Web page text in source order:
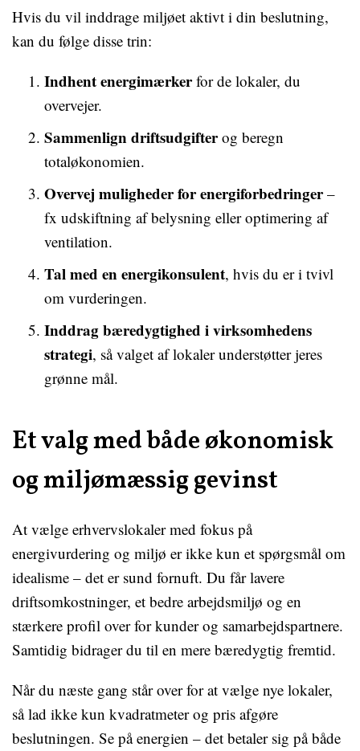
Hvis du vil inddrage miljøet aktivt i din beslutning,
kan du følge disse trin:
Indhent energimærkerfor de lokaler, du
overvejer.
Sammenlign driftsudgifterog beregn
totaløkonomien.
Overvej muligheder for energiforbedringer–
fx udskiftning af belysning eller optimering af
ventilation.
Tal med en energikonsulent, hvis du er i tvivl
om vurderingen.
Inddrag bæredygtighed i virksomhedens
strategi, så valget af lokaler understøtter jeres
grønne mål.
Et valg med både økonomisk
og miljømæssig gevinst
At vælge erhvervslokaler med fokus på
energivurdering og miljø er ikke kun et spørgsmål om
idealisme – det er sund fornuft. Du får lavere
driftsomkostninger, et bedre arbejdsmiljø og en
stærkere profil over for kunder og samarbejdspartnere.
Samtidig bidrager du til en mere bæredygtig fremtid.
Når du næste gang står over for at vælge nye lokaler,
så lad ikke kun kvadratmeter og pris afgøre
beslutningen. Se på energien – det betaler sig på både